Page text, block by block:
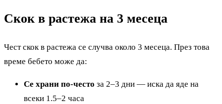
Скок в растежа на 3 месеца
Чест скок в растежа се случва около 3 месеца. През това
време бебето може да:
Се храни по-често за 2–3 дни — иска да яде на
всеки 1.5–2 часа